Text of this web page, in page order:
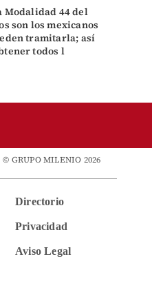
Modalidad 44 del
son los mexicanos
tramitarla; así
todos l
© GRUPO MILENIO 2026
Directorio
Privacidad
Aviso Legal